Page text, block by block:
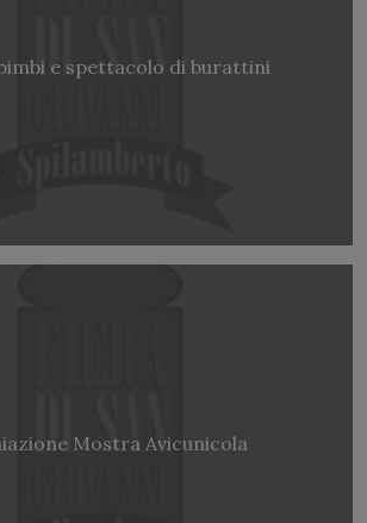
e spettacolo di burattini
Mostra Avicunicola